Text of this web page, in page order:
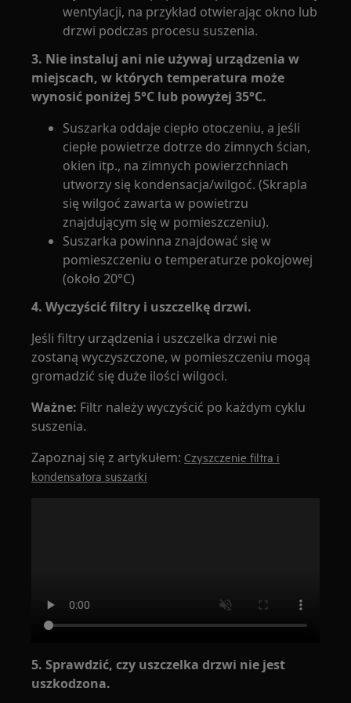
wentylacji, na przykład otwierając okno lub
drzwi podczas procesu suszenia.
3. Nie instaluj ani nie używaj urządzenia w
miejscach, w których temperatura może
wynosić poniżej 5°C lub powyżej 35°C.
Suszarka oddaje ciepło otoczeniu, a jeśli
ciepłe powietrze dotrze do zimnych ścian,
okien itp., na zimnych powierzchniach
utworzy się kondensacja/wilgoć. (Skrapla
się wilgoć zawarta w powietrzu
znajdującym się w pomieszczeniu).
Suszarka powinna znajdować się w
pomieszczeniu o temperaturze pokojowej
(około 20°C)
4. Wyczyścić filtry i uszczelkę drzwi.
Jeśli filtry urządzenia i uszczelka drzwi nie
zostaną wyczyszczone, w pomieszczeniu mogą
gromadzić się duże ilości wilgoci.
Ważne: Filtr należy wyczyścić po każdym cyklu
suszenia.
Zapoznaj się z artykułem:Czyszczenie filtra i
kondensatora suszarki
5. Sprawdzić, czy uszczelka drzwi nie jest
uszkodzona.